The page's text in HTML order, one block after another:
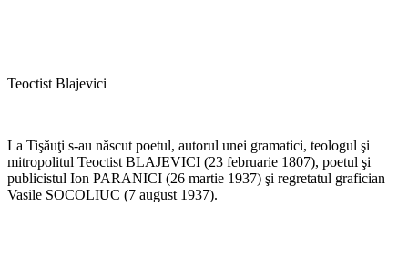
Teoctist Blajevici
La Tişăuţi s-au născut poetul, autorul unei gramatici, teologul şi
mitropolitul Teoctist BLAJEVICI (23 februarie 1807), poetul şi
publicistul Ion PARANICI (26 martie 1937) şi regretatul grafician
Vasile SOCOLIUC (7 august 1937).